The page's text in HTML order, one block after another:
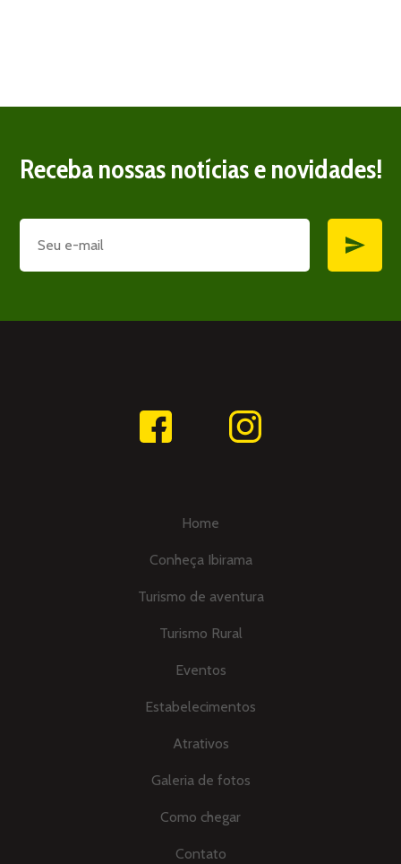
Receba nossas notícias e novidades!
Home
Conheça Ibirama
Turismo de aventura
Turismo Rural
Eventos
Estabelecimentos
Atrativos
Galeria de fotos
Como chegar
Contato